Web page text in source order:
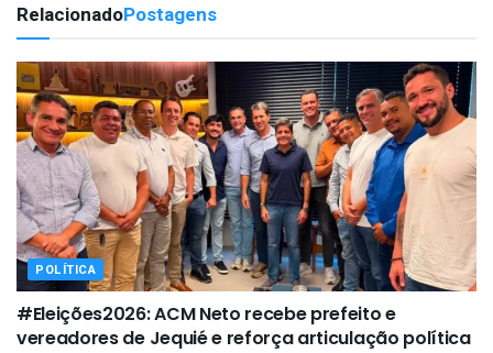
RelacionadoPostagens
POLÍTICA
#Eleições2026: ACM Neto recebe prefeito e
vereadores de Jequié e reforça articulação política